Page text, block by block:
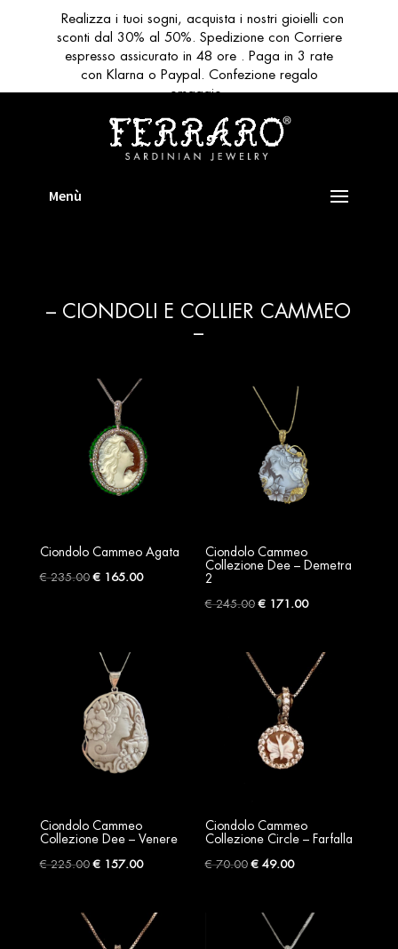
– CIONDOLI E COLLIER CAMMEO
–
Ciondolo Cammeo Agata
€235.00Original
€165.00Current
Ciondolo Cammeo
Collezione Dee – Demetra
2
€245.00Original
€ 245.00.
€ 171.00Current
€ 171.00.
Ciondolo Cammeo
Collezione Dee – Venere
€225.00Original
€ 225.00.
€157.00Current
€ 157.00.
Ciondolo Cammeo
Collezione Circle – Farfalla
€70.00Original
was:
€ 70.00.
€49.00Current
€ 49.00.
Realizza i tuoi sogni, acquista i nostri gioielli con
sconti dal 30% al 50%. Spedizione con Corriere
espresso assicurato in 48 ore . Paga in 3 rate
con Klarna o Paypal. Confezione regalo
omaggio